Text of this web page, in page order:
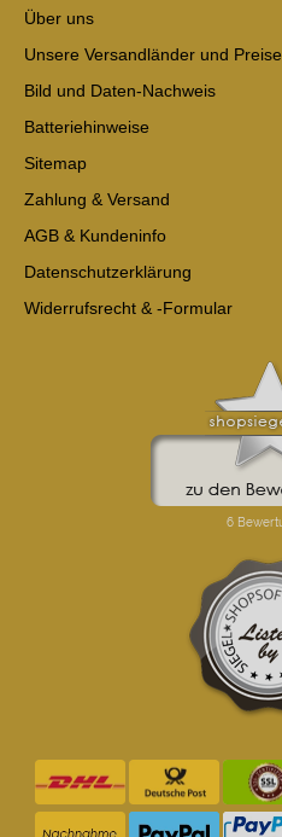
Über uns
Unsere Versandländer und Preise
Bild und Daten-Nachweis
Batteriehinweise
Sitemap
Zahlung & Versand
AGB & Kundeninfo
Datenschutzerklärung
Widerrufsrecht & -Formular